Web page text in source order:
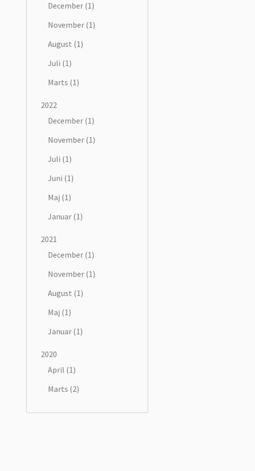
December (1)
November (1)
August (1)
Juli (1)
Marts (1)
2022
December (1)
November (1)
Juli (1)
Juni (1)
Maj (1)
Januar (1)
2021
December (1)
November (1)
August (1)
Maj (1)
Januar (1)
2020
April (1)
Marts (2)